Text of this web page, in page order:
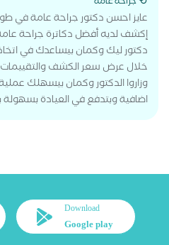
عايز احسن دكتور جراحة عامة في
إكشف لديه أفضل دكاترة جراحة
دكتور ليك وكمان بيساعدك في
خلال عرض سعر الكشف
وزاروا الدكتور وكمان بيسهلك
اضافية وبتدفع في العيادة بسهولة
Download
Google play